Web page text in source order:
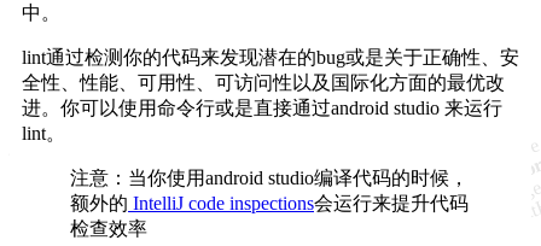
中。
lint通过检测你的代码来发现潜在的bug或是关于正确性、安
全性、性能、可用性、可访问性以及国际化方面的最优改
进。你可以使用命令行或是直接通过android studio 来运行
lint。
注意：当你使用android studio编译代码的时候，
额外的 IntelliJ code inspections会运行来提升代码
检查效率